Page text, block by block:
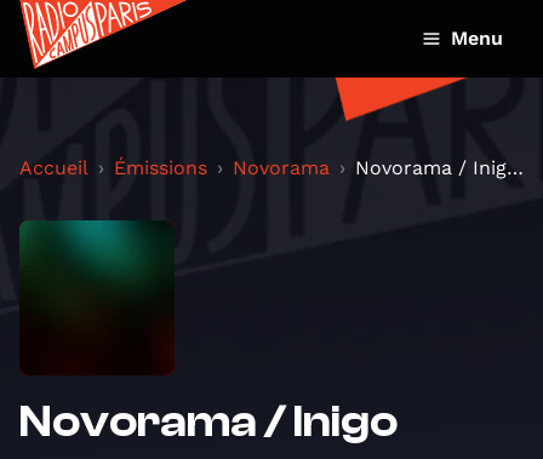
Menu
Accueil Émissions Novorama Novorama / Inigo Montoya ! en interview
Novorama / Inigo